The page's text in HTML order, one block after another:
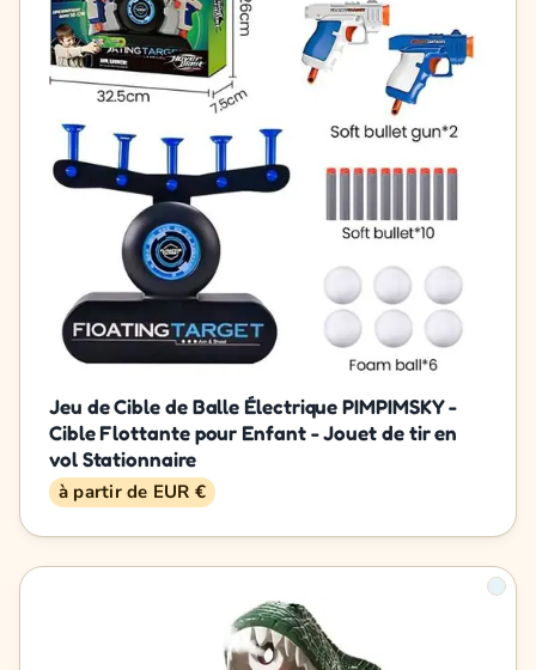
Jeu de Cible de Balle Électrique PIMPIMSKY -
Cible Flottante pour Enfant - Jouet de tir en
vol Stationnaire
à partir de EUR €